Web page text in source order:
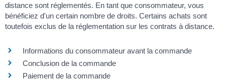
distance sont réglementés. En tant que consommateur, vous
bénéficiez d'un certain nombre de droits. Certains achats sont
toutefois exclus de la réglementation sur les contrats à distance.
Informations du consommateur avant la commande
Conclusion de la commande
Paiement de la commande